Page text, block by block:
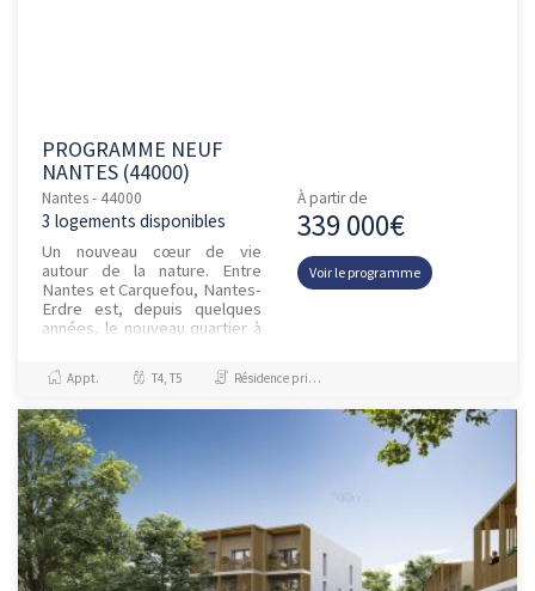
PROGRAMME NEUF
NANTES (44000)
Nantes - 44000
3 logements disponibles
Un nouveau cœur de vie
autour de la nature. Entre
Nantes et Carquefou, Nantes-
Erdre est, depuis quelques
années, le nouveau quartier à
d’une ville dans la ville...
À partir de
339 000€
Voir le programme
Appt. T4, T5 Résidence principale / PTZ, Investissement et Défiscalisation